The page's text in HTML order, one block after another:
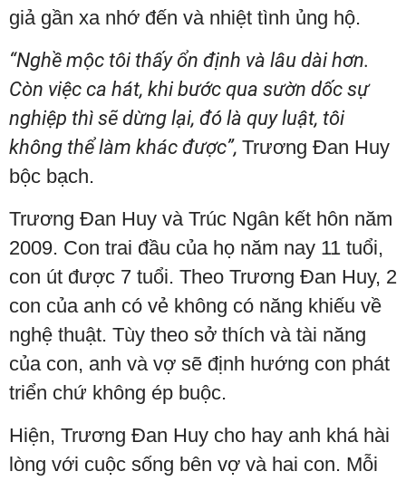
giả gần xa nhớ đến và nhiệt tình ủng hộ.
“Nghề mộc tôi thấy ổn định và lâu dài hơn.
Còn việc ca hát, khi bước qua sườn dốc sự
nghiệp thì sẽ dừng lại, đó là quy luật, tôi
không thể làm khác được”, Trương Đan Huy
bộc bạch.
Trương Đan Huy và Trúc Ngân kết hôn năm
2009. Con trai đầu của họ năm nay 11 tuổi,
con út được 7 tuổi. Theo Trương Đan Huy, 2
con của anh có vẻ không có năng khiếu về
nghệ thuật. Tùy theo sở thích và tài năng
của con, anh và vợ sẽ định hướng con phát
triển chứ không ép buộc.
Hiện, Trương Đan Huy cho hay anh khá hài
lòng với cuộc sống bên vợ và hai con. Mỗi